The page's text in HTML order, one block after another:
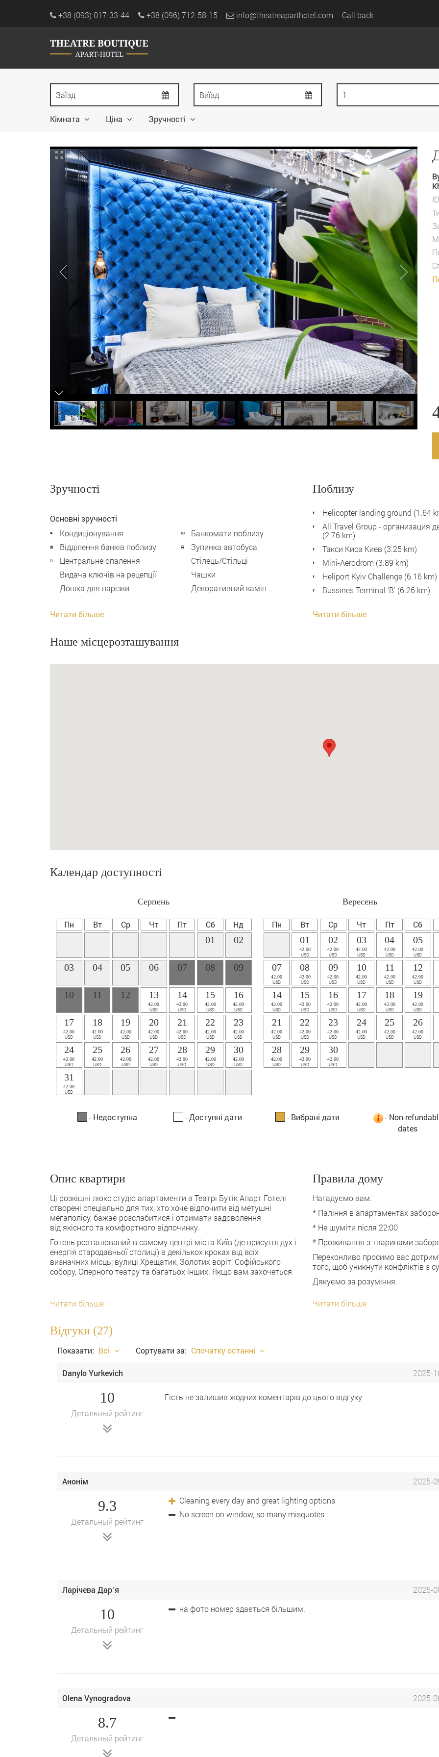
+38 (093) 017-33-44 +38 (096) 712-58-15 info@theatreaparthotel.com Call back
Кімната Ціна Зручності
Зручності
Основні зручності
Кондиціонування
Банкомати поблизу
Відділення банків поблизу
Зупинка автобуса
Центральне опалення
Стілець/Стільці
Видача ключів на рецепції
Чашки
Дошка для нарізки
Декоративний камін
Обідній стіл
Електричний чайник
Електричний бойлер
Безкоштовний Wi-Fi
Продуктовий магазин
неподалік
Читати більше
Поблизу
Helicopter landing ground (1.64
All Travel Group - организация
(2.76 km)
Такси Киса Киев (3.25 km)
Mini-Aerodrom (3.89 km)
Heliport Kyiv Challenge (6.16 km)
Bussines Terminal 'B' (6.26 km)
Читати більше
Наше місцерозташування
Календар доступності
Серпень
Пн Вт Ср Чт Пт Сб Нд
01 02
03 04 05 06 07 08 09
10 11 12 13
42.00
USD
14
42.00
USD
15
42.00
USD
16
42.00
USD
17
42.00
USD
18
42.00
USD
19
42.00
USD
20
42.00
USD
21
42.00
USD
22
42.00
USD
23
42.00
USD
24
42.00
USD
25
42.00
USD
26
42.00
USD
27
42.00
USD
28
42.00
USD
29
42.00
USD
30
42.00
USD
31
42.00
USD
Вересень
Пн Вт Ср Чт Пт Сб
01
42.00
USD
02
42.00
USD
03
42.00
USD
04
42.00
USD
05
42.00
USD
07
42.00
USD
08
42.00
USD
09
42.00
USD
10
42.00
USD
11
42.00
USD
12
42.00
USD
14
42.00
USD
15
42.00
USD
16
42.00
USD
17
42.00
USD
18
42.00
USD
19
42.00
USD
21
42.00
USD
22
42.00
USD
23
42.00
USD
24
42.00
USD
25
42.00
USD
26
42.00
USD
28
42.00
USD
29
42.00
USD
30
42.00
USD
- Недоступна - Доступні дати - Вибрані дати
- Non-
dates
Опис квартири
Ці розкішні люкс студіо апартаменти в Театрі Бутік Апарт Готелі
створені спеціально для тих, хто хоче відпочити від метушні
мегаполісу, бажає розслабитися і отримати задоволення
від якісного та комфортного відпочинку.
Готель розташований в самому центрі міста Київ (де присутні дух і
енергія стародавньої столиці) в декількох кроках від всіх
визначних місць: вулиці Хрещатик, Золотих воріт, Софійського
собору, Оперного театру та багатьох інших. Якщо вам захочеться
посидіти в кафе, ресторані або
знаходяться поблизу від готелю.
Дизайн делюкс студіо
декором ідеально підходить для
мандрівника.
До ваших послуг величезне
телевізор з дивовижною підбіркою
німецькі та французькі канали,
т.д .), гардеробна (в т. ч. шафа і
Читати більше
Правила дому
Нагадуємо вам:
* Паління в апартаментах
* Не шуміти після 22:00
* Проживання з тваринами
Переконливо просимо вас
того, щоб уникнути конфліктів з
Дякуємо за розуміння.
Читати більше
Відгуки (27)
Показати: Всі Сортувати за: Cпочатку останні
Danylo Yurkevich 2025-
10
Детальный рейтинг
Гість не залишив жодних коментарів до цього відгуку
Анонім 2025-
9.3
Детальный рейтинг
Cleaning every day and great lighting options
No screen on window, so many misquotes
Ларічева Дарʼя 2025-
10
Детальный рейтинг
на фото номер здається більшим.
Olena Vynogradova 2025-
8.7
Детальный рейтинг